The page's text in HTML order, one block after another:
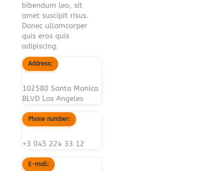
bibendum leo, sit
amet suscipit risus.
Donec ullamcorper
quis eros quis
adipiscing.
Address:
102580 Santa Monica
BLVD Los Angeles
Phone number:
+3 045 224 33 12
E-mail: